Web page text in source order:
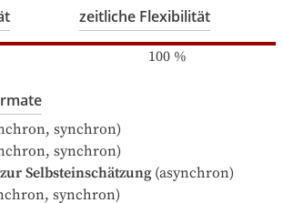
zeitliche Flexibilität
100%
synchron)
synchron)
Selbsteinschätzung(asynchron)
synchron)